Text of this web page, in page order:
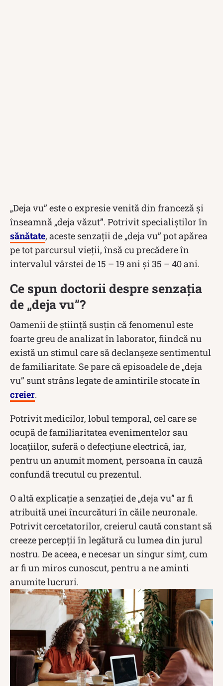
„Deja vu” este o expresie venită din franceză și
înseamnă „deja văzut”. Potrivit specialiștilor în
sănătate, aceste senzații de „deja vu” pot apărea
pe tot parcursul vieții, însă cu precădere în
intervalul vârstei de 15 – 19 ani şi 35 – 40 ani.
Ce spun doctorii despre senzația
de „deja vu”?
Oamenii de știință susțin că fenomenul este
foarte greu de analizat în laborator, fiindcă nu
există un stimul care să declanșeze sentimentul
de familiaritate. Se pare că episoadele de „deja
vu” sunt strâns legate de amintirile stocate în
creier.
Potrivit medicilor, lobul temporal, cel care se
ocupă de familiaritatea evenimentelor sau
locațiilor, suferă o defecțiune electrică, iar,
pentru un anumit moment, persoana în cauză
confundă trecutul cu prezentul.
O altă explicaţie a senzaţiei de „deja vu” ar fi
atribuită unei încurcături în căile neuronale.
Potrivit cercetatorilor, creierul caută constant să
creeze percepţii în legătură cu lumea din jurul
nostru. De aceea, e necesar un singur simţ, cum
ar fi un miros cunoscut, pentru a ne aminti
anumite lucruri.